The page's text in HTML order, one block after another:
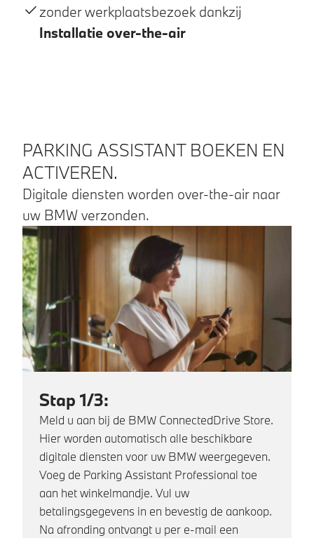
zonder werkplaatsbezoek dankzij
Installatie over-the-air
PARKING ASSISTANT BOEKEN EN
ACTIVEREN.
Digitale diensten worden over-the-air naar
uw BMW verzonden.
Stap 1/3:
Meld u aan bij de BMW ConnectedDrive Store.
Hier worden automatisch alle beschikbare
digitale diensten voor uw BMW weergegeven.
Voeg de Parking Assistant Professional toe
aan het winkelmandje. Vul uw
betalingsgegevens in en bevestig de aankoop.
Na afronding ontvangt u per e-mail een